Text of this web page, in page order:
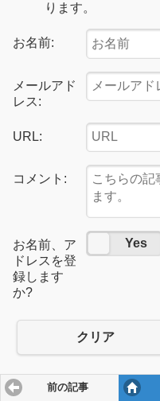
ります。
お名前:
メールアド
レス:
URL:
コメント:
お名前、ア
ドレスを登
録します
か?
No Yes
クリア
前の記事